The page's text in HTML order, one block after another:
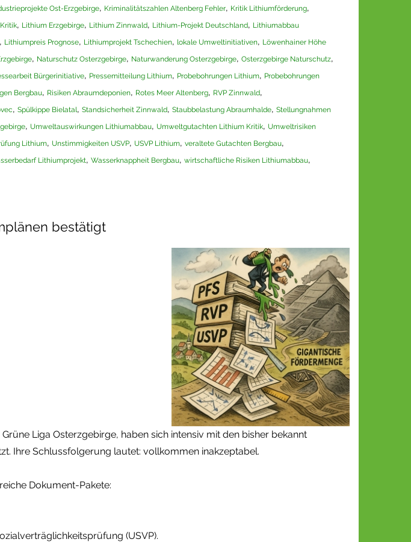
Ost-Erzgebirge, Kriminalitätszahlen Altenberg Fehler, Kritik Lithiumförderung,
, Lithium Erzgebirge, Lithium Zinnwald, Lithium-Projekt Deutschland, Lithiumabbau
, Lithiumpreis Prognose, Lithiumprojekt Tschechien, lokale Umweltinitiativen, Löwenhainer Höhe
, Naturschutz Osterzgebirge, Naturwanderung Osterzgebirge, Osterzgebirge Naturschutz,
Bürgerinitiative, Pressemitteilung Lithium, Probebohrungen Lithium, Probebohrungen
Bergbau, Risiken Abraumdeponien, Rotes Meer Altenberg, RVP Zinnwald,
, Spülkippe Bielatal, Standsicherheit Zinnwald, Staubbelastung Abraumhalde, Stellungnahmen
, Umweltauswirkungen Lithiumabbau, Umweltgutachten Lithium Kritik, Umweltrisiken
Lithium, Unstimmigkeiten USVP, USVP Lithium, veraltete Gutachten Bergbau,
Lithiumprojekt, Wasserknappheit Bergbau, wirtschaftliche Risiken Lithiumabbau,
bestätigt
Liga Osterzgebirge, haben sich intensiv mit den bisher bekannt
Ihre Schlussfolgerung lautet: vollkommen inakzeptabel.
Dokument-Pakete:
(USVP).